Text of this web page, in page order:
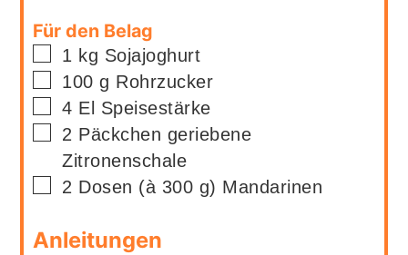
Für den Belag
▢
1 kg Sojajoghurt
▢
100 g Rohrzucker
▢
4 El Speisestärke
▢
2 Päckchen geriebene
Zitronenschale
▢
2 Dosen (à 300 g) Mandarinen
Anleitungen